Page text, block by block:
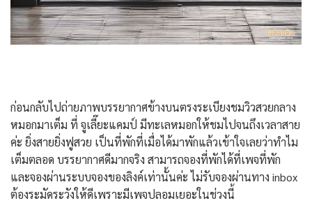
ก่อนกลับไปถ่ายภาพบรรยากาศข้างบนตรงระเบียงชมวิวสวยกลาง
หมอกมาเต็ม ที่ จูเลี๊ยะแคมป์ มีทะเลหมอกให้ชมไปจนถึงเวลาสาย
ค่ะ ยิ่งสายยิ่งฟูสวย เป็นที่พักที่เมื่อได้มาพักแล้วเข้าใจเลยว่าทำไม
เต็มตลอด บรรยากาศดีมากจริง สามารถจองที่พักได้ที่เพจที่พัก
และจองผ่านระบบจองของลิงค์เท่านั้นค่ะ ไม่รับจองผ่านทาง inbox
ต้องระมัดระวังให้ดีเพราะมีเพจปลอมเยอะในช่วงนี้